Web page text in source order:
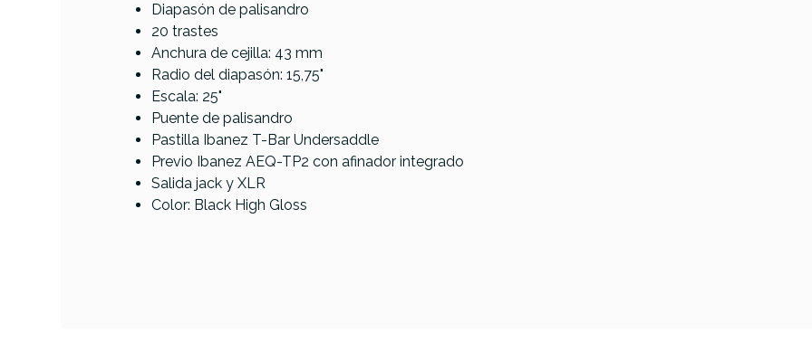
Diapasón de palisandro
20 trastes
Anchura de cejilla: 43 mm
Radio del diapasón: 15,75"
Escala: 25"
Puente de palisandro
Pastilla Ibanez T-Bar Undersaddle
Previo Ibanez AEQ-TP2 con afinador integrado
Salida jack y XLR
Color: Black High Gloss
PRECIO